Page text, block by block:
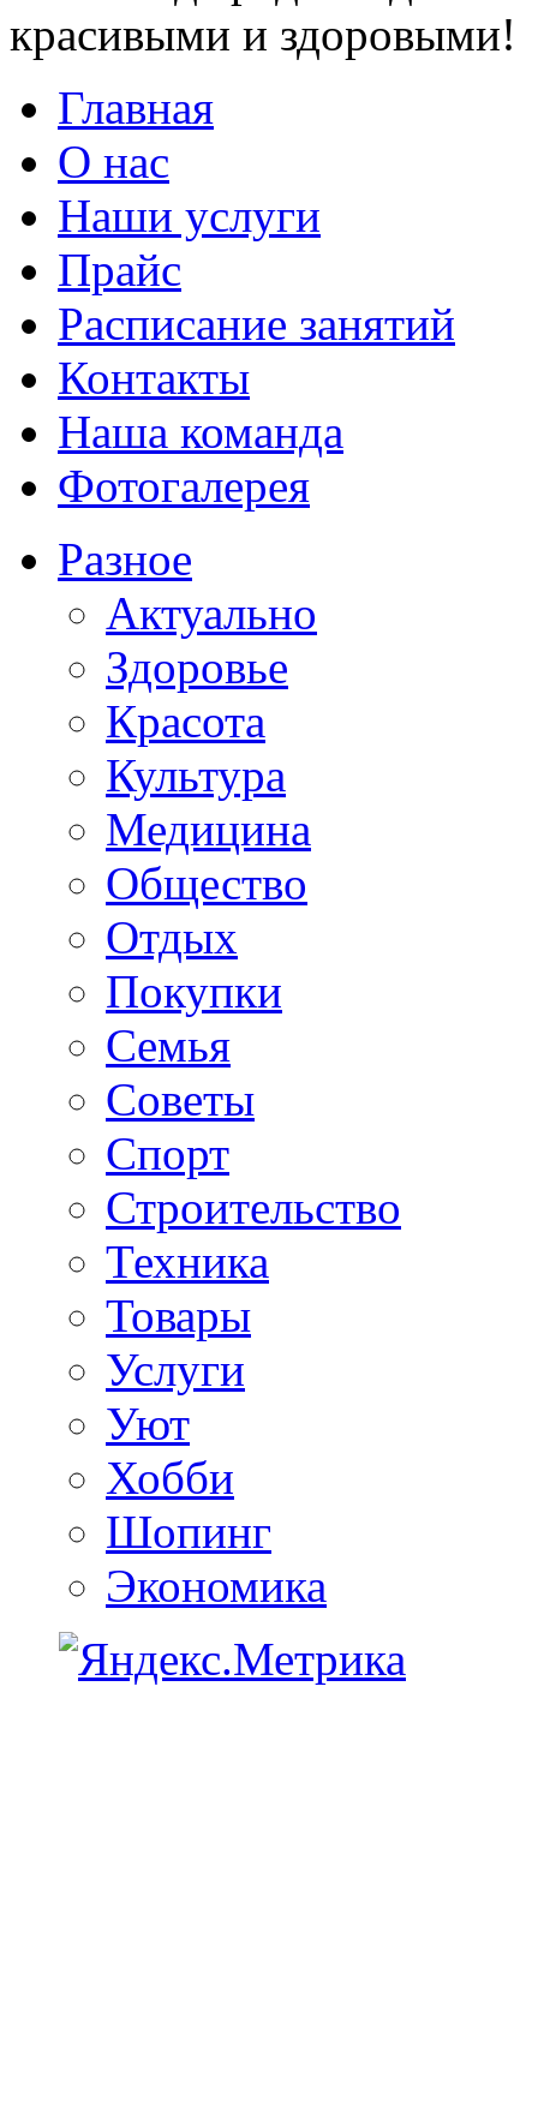
красивыми и здоровыми!
Главная
О нас
Наши услуги
Прайс
Расписание занятий
Контакты
Наша команда
Фотогалерея
Разное
Актуально
Здоровье
Красота
Культура
Медицина
Общество
Отдых
Покупки
Семья
Советы
Спорт
Строительство
Техника
Товары
Услуги
Уют
Хобби
Шопинг
Экономика